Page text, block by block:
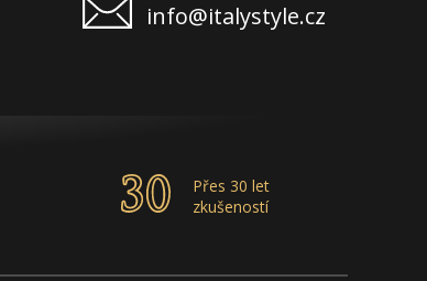
info@italystyle.cz
Přes 30 let
zkušeností